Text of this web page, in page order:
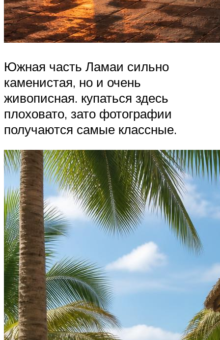
Южная часть Ламаи сильно
каменистая, но и очень
живописная. купаться здесь
плоховато, зато фотографии
получаются самые классные.